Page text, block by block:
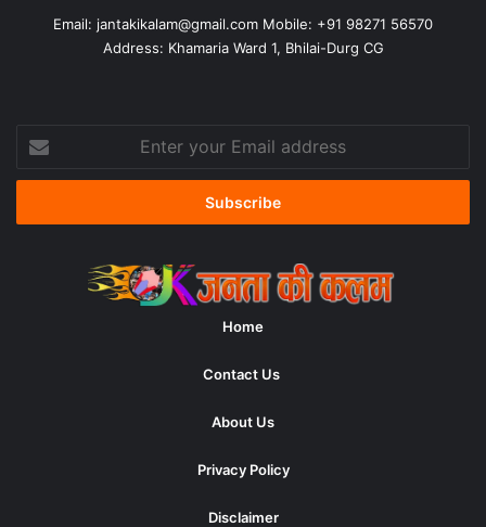
Email: jantakikalam@gmail.com Mobile: +91 98271 56570
Address: Khamaria Ward 1, Bhilai-Durg CG
your
Email
Home
Contact Us
About Us
Privacy Policy
Disclaimer